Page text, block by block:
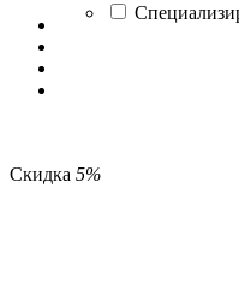
Скидка 5%